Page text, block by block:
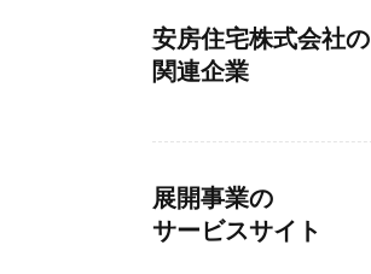
安房住宅株式会社の
関連企業
展開事業の
サービスサイト